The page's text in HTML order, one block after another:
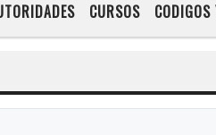
CURSOS CODIGOS